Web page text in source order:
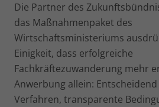
Die Partner des
das Maß­nahmenpaket des
Wirtschaftsministeriums
Einigkeit, dass erfolgreiche
Fachkräftezuwanderung mehr
Anwerbung allein:
Verfahren, transparente